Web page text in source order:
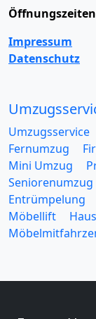
Impressum
Datenschutz
Umzugsservice
Fernumzug
Mini Umzug
Seniorenumzug
Entrümpelung
Möbellift